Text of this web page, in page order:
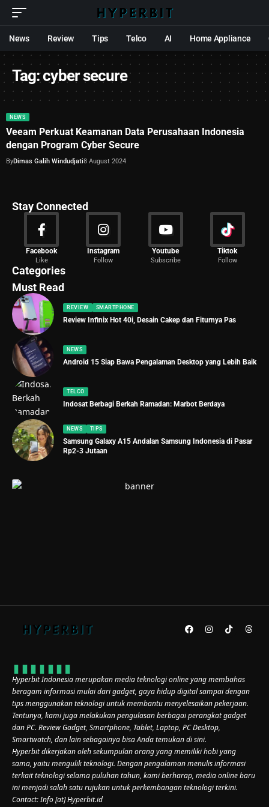
News Review Tips Telco AI Home Appliance
Tag:cyber secure
NEWS
Veeam Perkuat Keamanan Data Perusahaan Indonesia
dengan Program Cyber Secure
ByDimas Galih Windudjati8 August 2024
Stay Connected
Facebook
Like
Instagram
Follow
Youtube
Subscribe
Tiktok
Follow
Categories
News
2029 Articles
Must Read
REVIEW SMARTPHONE
Review Infinix Hot 40i, Desain Cakep dan Fiturnya Pas
NEWS
Android 15 Siap Bawa Pengalaman Desktop yang Lebih Baik
TELCO
Indosat Berbagi Berkah Ramadan: Marbot Berdaya
NEWS TIPS
Samsung Galaxy A15 Andalan Samsung Indonesia di Pasar
Rp2-3 Jutaan
Hyperbit Indonesia merupakan media teknologi online yang membahas
beragam informasi mulai dari gadget, gaya hidup digital sampai dengan
tips menggunakan teknologi untuk membantu menyelesaikan pekerjaan.
Tentunya, kami juga melakukan pengulasan berbagai perangkat gadget
dan PC. Review Gadget, Smartphone, Tablet, Laptop, PC Desktop,
Smartwatch, dan lain sebagainya bisa Anda temukan di sini.
Hyperbit dikerjakan oleh sekumpulan orang yang memiliki hobi yang
sama, yaitu mengulik teknologi. Dengan pengalaman menulis informasi
terkait teknologi selama puluhan tahun, kami berharap, media online baru
ini menjadi salah satu rujukan untuk perkembangan teknologi terkini.
Contact: Info [at] Hyperbit.id